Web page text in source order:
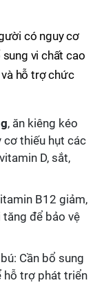
có nguy cơ
sung vi chất cao
hỗ trợ chức
, ăn kiêng kéo
cơ thiếu hụt các
D, sắt,
B12 giảm,
để bảo vệ
Cần bổ sung
hỗ trợ phát triển